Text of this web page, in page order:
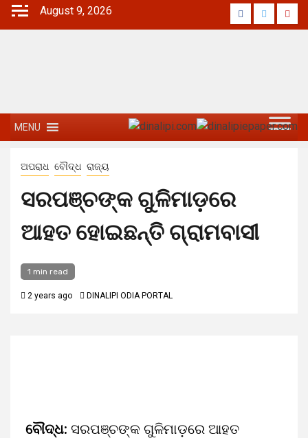
August 9, 2026
MENU
ଅପରାଧ ବୌଦ୍ଧ ରାଜ୍ୟ
ସରପଞ୍ଚଙ୍କ ଗୁଳିମାଡ଼ରେ
ଆହତ ହୋଇଛନ୍ତି ଗ୍ରାମବାସୀ
1 min read
2 years ago DINALIPI ODIA PORTAL
ବୌଦ୍ଧ: ସରପଞ୍ଚଙ୍କ ଗୁଳିମାଡ଼ରେ ଆହତ